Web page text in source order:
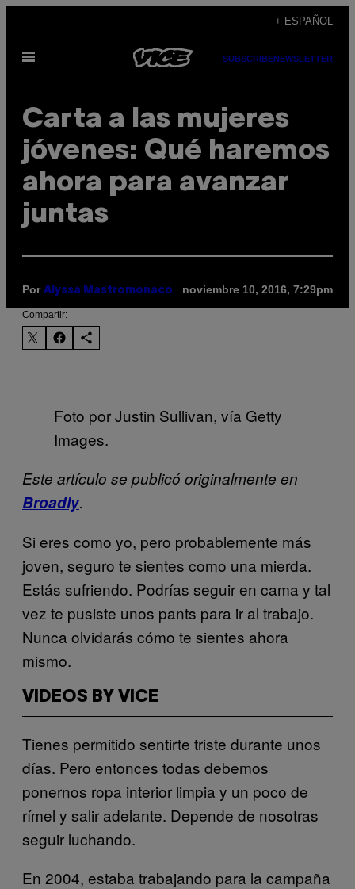
contenido
+ ESPAÑOL
Abrir
SUBSCRIBENEWSLETTER
Carta a las mujeres
jóvenes: Qué haremos
ahora para avanzar
juntas
Por Alyssa Mastromonaco noviembre 10, 2016, 7:29pm
Compartir:
Foto por Justin Sullivan, vía Getty
Images.
Este artículo se publicó originalmente en
Broadly.
Si eres como yo, pero probablemente más
joven, seguro te sientes como una mierda.
Estás sufriendo. Podrías seguir en cama y tal
vez te pusiste unos pants para ir al trabajo.
Nunca olvidarás cómo te sientes ahora
mismo.
VIDEOS BY VICE
Tienes permitido sentirte triste durante unos
días. Pero entonces todas debemos
ponernos ropa interior limpia y un poco de
rímel y salir adelante. Depende de nosotras
seguir luchando.
En 2004, estaba trabajando para la campaña